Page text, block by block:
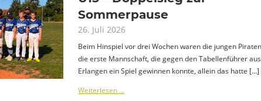
Sommerpause
26. Juli 2026
Beim Hinspiel vor drei Wochen waren die jungen Piraten
die erste Mannschaft, die gegen den Tabellenführer aus
Erlangen ein Spiel gewinnen konnte, allein das hatte […]
Weiterlesen …